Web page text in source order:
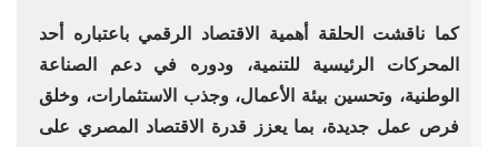
كما ناقشت الحلقة أهمية الاقتصاد الرقمي باعتباره أحد
المحركات الرئيسية للتنمية، ودوره في دعم الصناعة
الوطنية، وتحسين بيئة الأعمال، وجذب الاستثمارات، وخلق
فرص عمل جديدة، بما يعزز قدرة الاقتصاد المصري على